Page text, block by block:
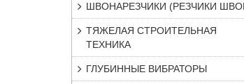
ШВОНАРЕЗЧИКИ (РЕЗЧИКИ
ТЯЖЕЛАЯ СТРОИТЕЛЬНАЯ
ТЕХНИКА
ГЛУБИННЫЕ ВИБРАТОРЫ